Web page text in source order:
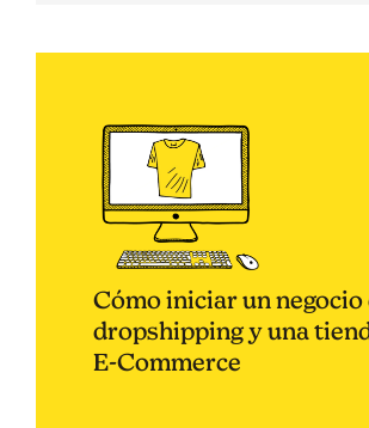
Cómo iniciar un negocio
dropshipping y una
E-Commerce